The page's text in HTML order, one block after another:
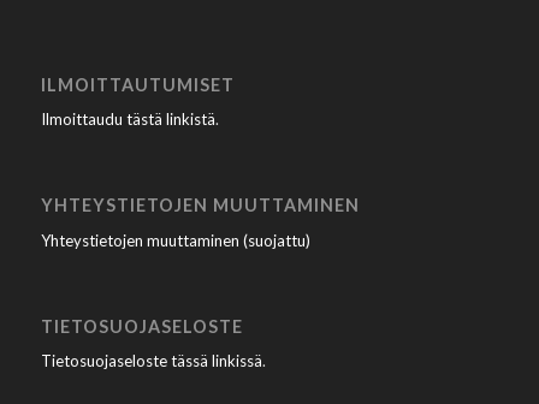
ILMOITTAUTUMISET
Ilmoittaudu tästä linkistä.
YHTEYSTIETOJEN MUUTTAMINEN
Yhteystietojen muuttaminen (suojattu)
TIETOSUOJASELOSTE
Tietosuojaseloste tässä linkissä.